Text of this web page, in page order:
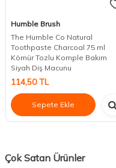
Humble Brush
The Humble Co Natural
Toothpaste Charcoal 75 ml
Kömür Tozlu Komple Bakım
Siyah Diş Macunu
114,50TL
Sepete Ekle
Çok Satan Ürünler